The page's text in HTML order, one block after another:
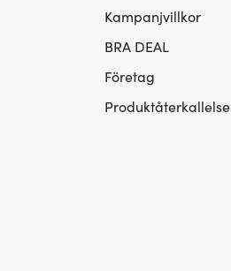
Kampanjvillkor
BRA DEAL
Företag
Produktåterkallelse